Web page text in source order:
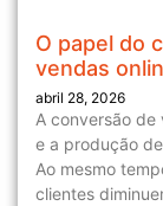
O papel do
vendas
abril 28, 2026
A conversão de
e a produção
Ao mesmo
clientes